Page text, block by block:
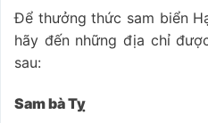
Để thưởng thức sam biển
hãy đến những địa chỉ
sau:
Sam bà Tỵ